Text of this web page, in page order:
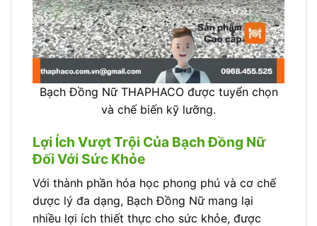
Bạch Đồng Nữ THAPHACO được tuyển chọn
và chế biến kỹ lưỡng.
Lợi Ích Vượt Trội Của Bạch Đồng Nữ
Đối Với Sức Khỏe
Với thành phần hóa học phong phú và cơ chế
dược lý đa dạng, Bạch Đồng Nữ mang lại
nhiều lợi ích thiết thực cho sức khỏe, được